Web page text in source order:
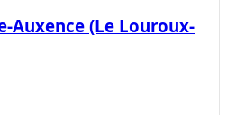
Auxence (Le Louroux-